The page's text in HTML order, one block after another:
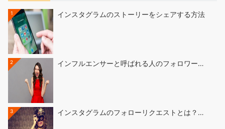
1 インスタグラムのストーリーをシェアする方法
2 インフルエンサーと呼ばれる人のフォロワー…
3 インスタグラムのフォローリクエストとは？…